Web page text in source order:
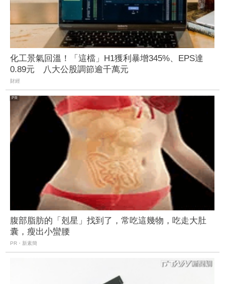
化工景氣回溫！「這檔」H1獲利暴增345%、EPS達
0.89元 八大公股調節逾千萬元
財經
腹部脂肪的「剋星」找到了，常吃這幾物，吃走大肚
囊，瘦出小蠻腰
PR・新素簡